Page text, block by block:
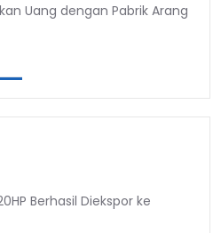
Uang dengan Pabrik Arang
Berhasil Diekspor ke